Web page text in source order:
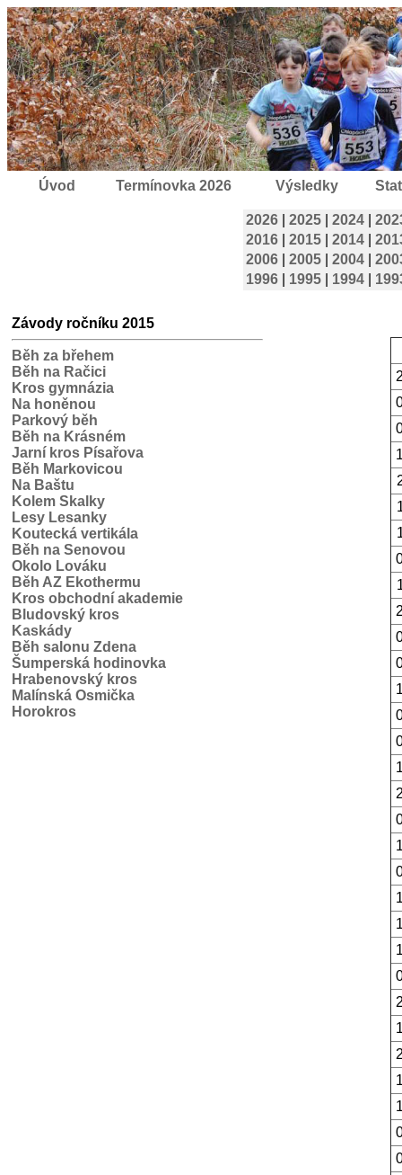
Úvod Termínovka 2026 Výsledky
2026 2025 2024
2016
2015 2014
2006
2005 2004
1996
1995 1994
Závody ročníku 2015
Běh za břehem
Běh na Račici
Kros gymnázia
Na honěnou
Parkový běh
Běh na Krásném
Jarní kros Písařova
Běh Markovicou
Na Baštu
Kolem Skalky
Lesy Lesanky
Koutecká vertikála
Běh na Senovou
Okolo Lováku
Běh AZ Ekothermu
Kros obchodní akademie
Bludovský kros
Kaskády
Běh salonu Zdena
Šumperská hodinovka
Hrabenovský kros
Malínská Osmička
Horokros